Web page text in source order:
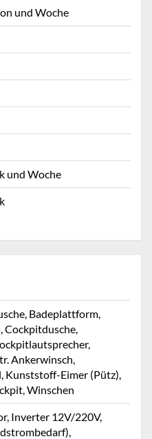
und Woche
und Woche
Badeplattform,
Cockpitdusche,
Ankerwinsch,
Kunststoff-Eimer (Pütz),
Winschen
Inverter 12V/220V,